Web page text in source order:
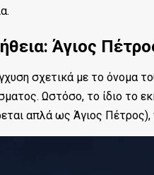
Άγιος
σχετικά με το όνομα
Ωστόσο, το ίδιο το
απλά ως Άγιος